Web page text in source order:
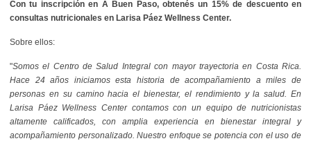
Con tu inscripción en A Buen Paso, obtenés un 15% de descuento en
consultas nutricionales en Larisa Páez Wellness Center.
Sobre ellos:
"Somos el Centro de Salud Integral con mayor trayectoria en Costa Rica.
Hace 24 años iniciamos esta historia de acompañamiento a miles de
personas en su camino hacia el bienestar, el rendimiento y la salud. En
Larisa Páez Wellness Center contamos con un equipo de nutricionistas
altamente calificados, con amplia experiencia en bienestar integral y
acompañamiento personalizado. Nuestro enfoque se potencia con el uso de